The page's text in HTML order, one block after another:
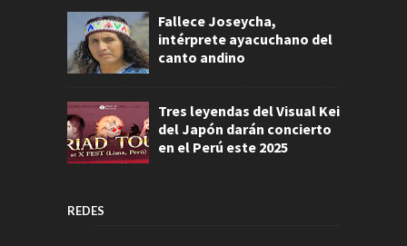
Fallece Joseycha,
intérprete ayacuchano del
canto andino
Tres leyendas del Visual Kei
del Japón darán concierto
en el Perú este 2025
REDES